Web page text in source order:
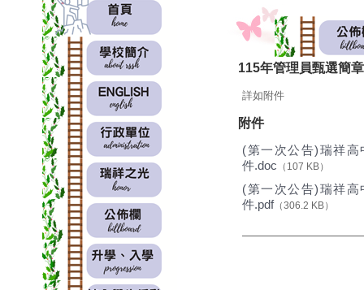
115年管理員甄選簡
詳如附件
附件
(第一次公告)瑞祥高
件.doc （107 KB）
(第一次公告)瑞祥高
件.pdf（306.2 KB）